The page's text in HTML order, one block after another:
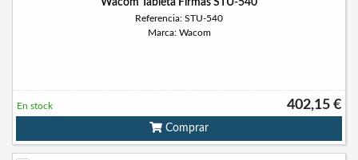
Wacom Tableta Firmas STU-540
Referencia: STU-540
Marca: Wacom
402,15 €
En stock
Comprar